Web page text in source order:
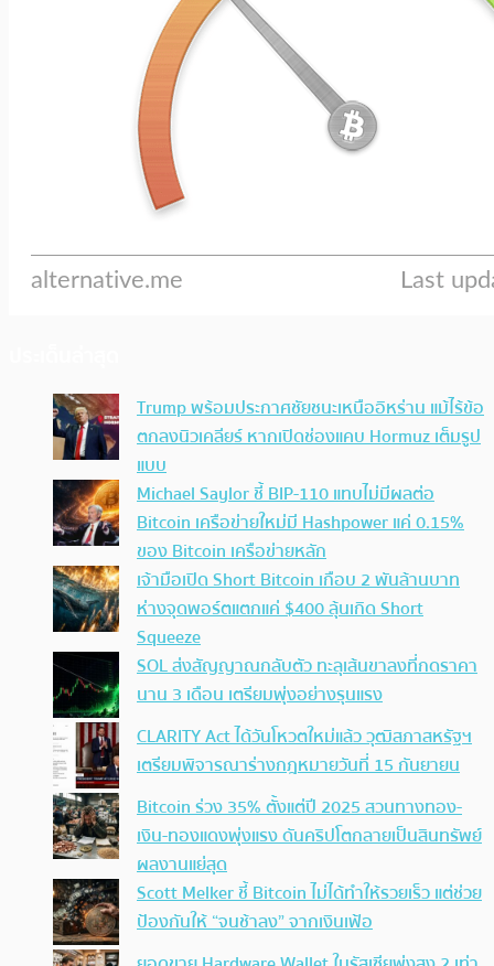
Trump พร้อมประกาศชัยชนะเหนืออิหร่าน แม้ไร้ข้อ
ตกลงนิวเคลียร์ หากเปิดช่องแคบ Hormuz เต็มรูป
แบบ
Michael Saylor ชี้ BIP-110 แทบไม่มีผลต่อ
Bitcoin เครือข่ายใหม่มี Hashpower แค่ 0.15%
ของ Bitcoin เครือข่ายหลัก
เจ้ามือเปิด Short Bitcoin เกือบ 2 พันล้านบาท
ห่างจุดพอร์ตแตกแค่ $400 ลุ้นเกิด Short
Squeeze
SOL ส่งสัญญาณกลับตัว ทะลุเส้นขาลงที่กดราคา
นาน 3 เดือน เตรียมพุ่งอย่างรุนแรง
CLARITY Act ได้วันโหวตใหม่แล้ว วุฒิสภาสหรัฐฯ
เตรียมพิจารณาร่างกฎหมายวันที่ 15 กันยายน
Bitcoin ร่วง 35% ตั้งแต่ปี 2025 สวนทางทอง-
เงิน-ทองแดงพุ่งแรง ดันคริปโตกลายเป็นสินทรัพย์
ผลงานแย่สุด
Scott Melker ชี้ Bitcoin ไม่ได้ทำให้รวยเร็ว แต่ช่วย
ป้องกันให้ “จนช้าลง” จากเงินเฟ้อ